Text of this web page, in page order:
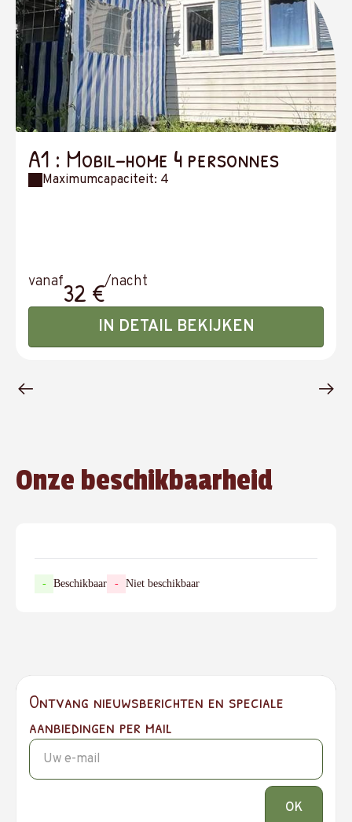
A1 : Mobil-home 4 personnes
Maximumcapaciteit: 4
vanaf32 €/nacht
IN DETAIL BEKIJKEN
Onze beschikbaarheid
- Beschikbaar - Niet beschikbaar
Ontvang nieuwsberichten en speciale
aanbiedingen per mail
OK